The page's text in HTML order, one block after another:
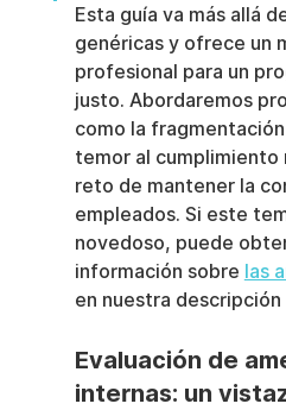
Esta guía va más allá
genéricas y ofrece un
profesional para un
justo. Abordaremos
como la
temor al cumplimiento
reto de mantener la
empleados. Si este
novedoso, puede
información sobre las
en nuestra
Evaluación de
internas: un